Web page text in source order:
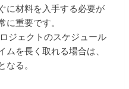
に材料を入手する必要が
に重要です。
ジェクトのスケジュール
を長く取れる場合は、
る。